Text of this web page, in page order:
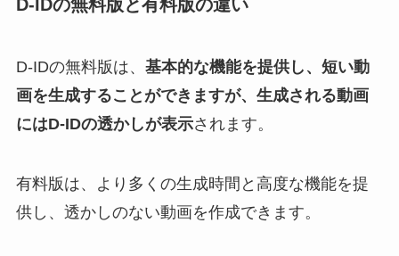
D-IDの無料版と有料版の違い
D-IDの無料版は、 基本的な機能を提供し、短い動
画を生成することができますが、生成される動画
にはD-IDの透かしが表示されます。
有料版は、より多くの生成時間と高度な機能を提
供し、透かしのない動画を作成できます。